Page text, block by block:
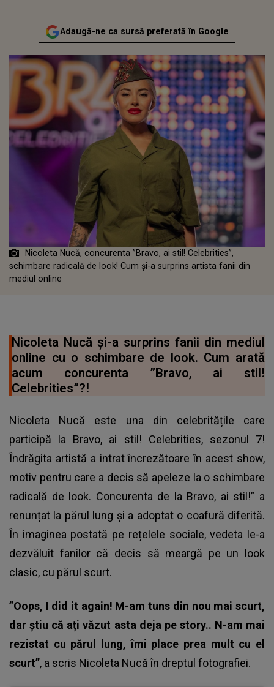
Adaugă-ne ca sursă preferată în Google
Nicoleta Nucă, concurenta ”Bravo, ai stil! Celebrities”,
schimbare radicală de look! Cum și-a surprins artista fanii din
mediul online
Nicoleta Nucă și-a surprins fanii din mediul
online cu o schimbare de look. Cum arată
acum concurenta ”Bravo, ai stil!
Celebrities”?!
Nicoleta Nucă este una din celebritățile care
participă la Bravo, ai stil! Celebrities, sezonul 7!
Îndrăgita artistă a intrat încrezătoare în acest show,
motiv pentru care a decis să apeleze la o schimbare
radicală de look. Concurenta de la Bravo, ai stil!” a
renunțat la părul lung și a adoptat o coafură diferită.
În imaginea postată pe rețelele sociale, vedeta le-a
dezvăluit fanilor că decis să meargă pe un look
clasic, cu părul scurt.
”Oops, I did it again! M-am tuns din nou mai scurt,
dar știu că ați văzut asta deja pe story.. N-am mai
rezistat cu părul lung, îmi place prea mult cu el
scurt”, a scris Nicoleta Nucăîn dreptul fotografiei.